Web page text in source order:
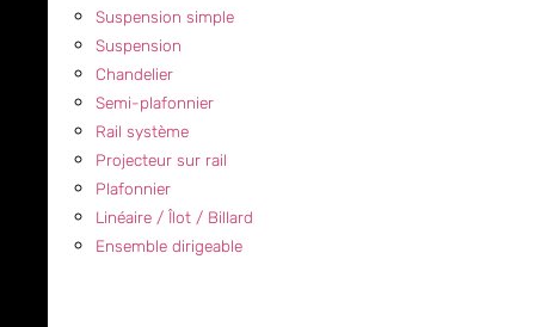
Suspension simple
Suspension
Chandelier
Semi-plafonnier
Rail système
Projecteur sur rail
Plafonnier
Linéaire / Îlot / Billard
Ensemble dirigeable